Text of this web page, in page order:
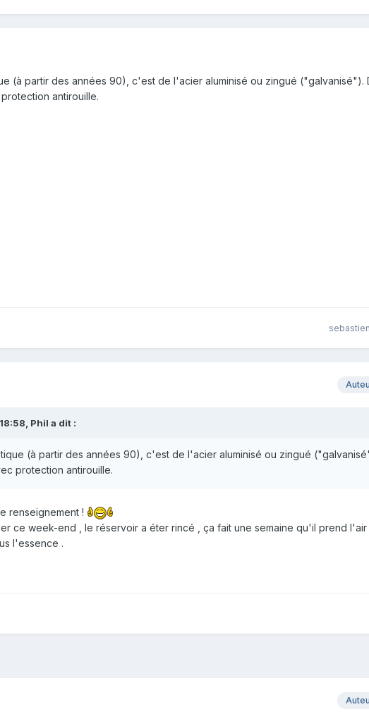
(à partir des années 90), c'est de l'acier aluminisé ou zingué ("galvanisé").
antirouille.
Phil a dit :
(à partir des années 90), c'est de l'acier aluminisé ou zingué
protection antirouille.
renseignement !
ce week-end , le réservoir a éter rincé , ça fait une semaine qu'il prend l'air
l'essence .